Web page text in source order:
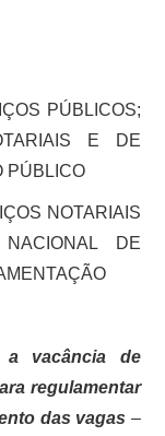
PÚBLICOS;
E DE
PÚBLICO
NOTARIAIS
DE
a vacância de
regulamentar
das vagas –